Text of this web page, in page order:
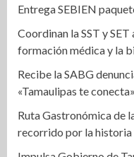
Entrega SEBIEN
Coordinan la SST y
formación médica y la
Recibe la SABG
«Tamaulipas te conecta»
Ruta Gastronómica de
recorrido por la historia